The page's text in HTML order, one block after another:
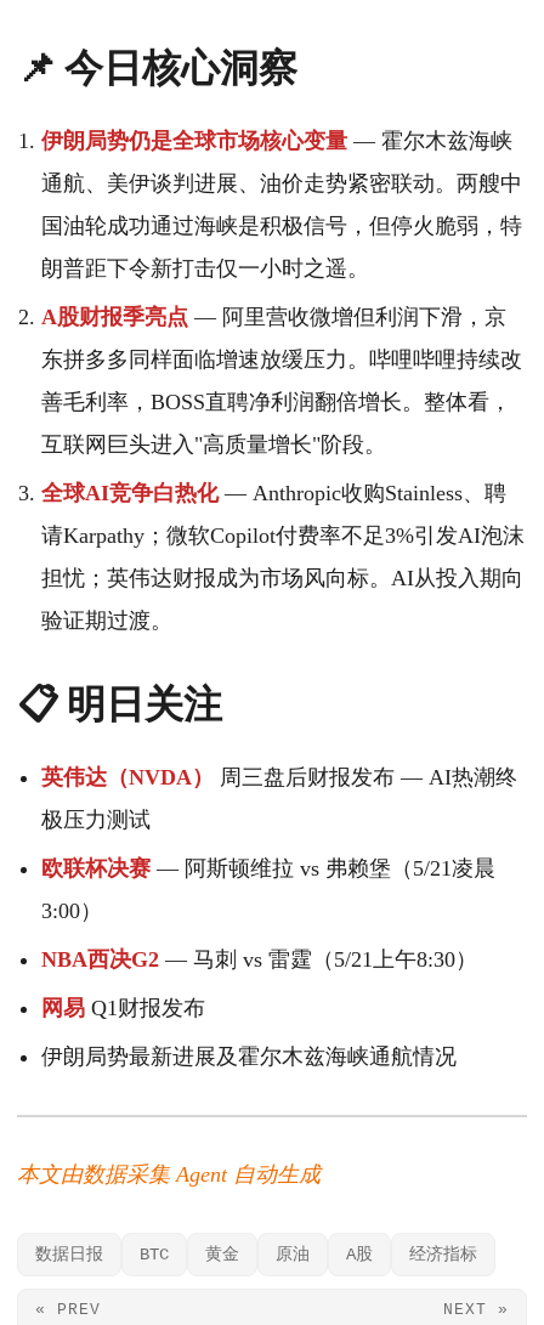
📌 今日核心洞察
伊朗局势仍是全球市场核心变量 — 霍尔木兹海峡
通航、美伊谈判进展、油价走势紧密联动。两艘中
国油轮成功通过海峡是积极信号，但停火脆弱，特
朗普距下令新打击仅一小时之遥。
A股财报季亮点 — 阿里营收微增但利润下滑，京
东拼多多同样面临增速放缓压力。哔哩哔哩持续改
善毛利率，BOSS直聘净利润翻倍增长。整体看，
互联网巨头进入"高质量增长"阶段。
全球AI竞争白热化— Anthropic收购Stainless、聘
请Karpathy；微软Copilot付费率不足3%引发AI泡沫
担忧；英伟达财报成为市场风向标。AI从投入期向
验证期过渡。
📋 明日关注
英伟达（NVDA）
周三盘后财报发布 — AI热潮终
极压力测试
欧联杯决赛 — 阿斯顿维拉 vs 弗赖堡（5/21凌晨
3:00）
NBA西决G2 — 马刺 vs 雷霆（5/21上午8:30）
网易 Q1财报发布
伊朗局势最新进展及霍尔木兹海峡通航情况
本文由数据采集 Agent 自动生成
数据日报 BTC 黄金 原油 A股 经济指标
« PREV NEXT »